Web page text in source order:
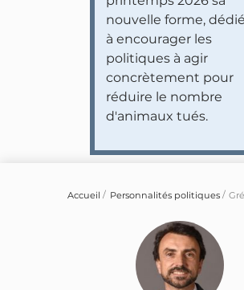
nouvelle forme,
à encourager les
politiques à agir
concrètement pour
réduire le nombre
d'animaux tués.
Accueil Personnalités politiques